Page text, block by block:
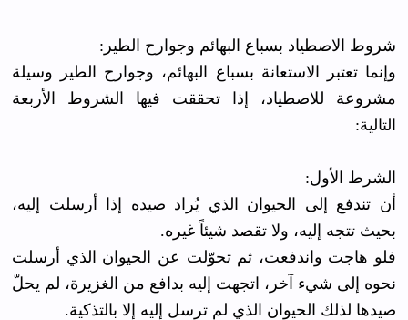
شروط الاصطياد بسباع البهائم وجوارح الطير:
وإنما تعتبر الاستعانة بسباع البهائم، وجوارح الطير وسيلة
مشروعة للاصطياد، إذا تحققت فيها الشروط الأربعة
التالية:
الشرط الأول:
أن تندفع إلى الحيوان الذي يُراد صيده إذا أرسلت إليه،
بحيث تتجه إليه، ولا تقصد شيئاً غيره.
فلو هاجت واندفعت، ثم تحوّلت عن الحيوان الذي أرسلت
نحوه إلى شيء آخر، اتجهت إليه بدافع من الغزيرة، لم يحلّ
صيدها لذلك الحيوان الذي لم ترسل إليه إلا بالتذكية.